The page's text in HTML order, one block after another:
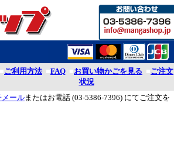
■ご利用方法■FAQ ■お買い物かごを見る ■ご注文
状況
メールまたはお電話 (03-5386-7396) にてご注文を